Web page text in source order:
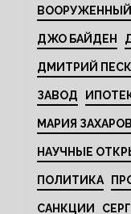
ДЖО БАЙДЕН
ДМИТРИЙ
ЗАВОД
МАРИЯ
НАУЧНЫЕ
ПОЛИТИКА
САНКЦИИ